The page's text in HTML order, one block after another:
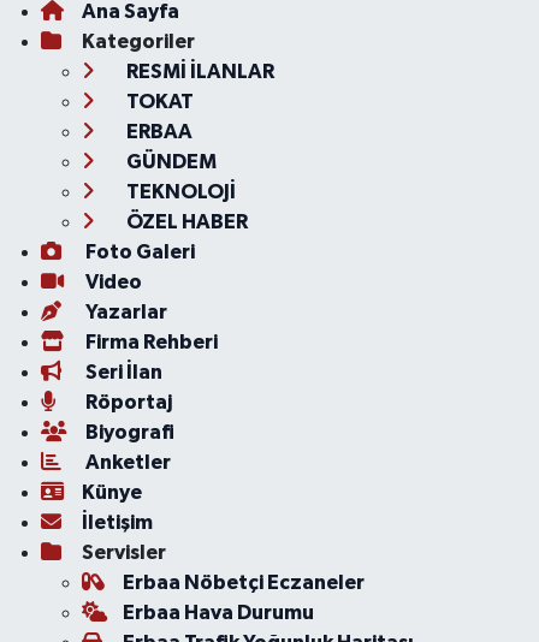
Ana Sayfa
Kategoriler
RESMİ İLANLAR
TOKAT
ERBAA
GÜNDEM
TEKNOLOJİ
ÖZEL HABER
Foto Galeri
Video
Yazarlar
Firma Rehberi
Seri İlan
Röportaj
Biyografi
Anketler
Künye
İletişim
Servisler
Erbaa Nöbetçi Eczaneler
Erbaa Hava Durumu